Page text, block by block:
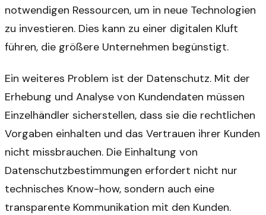
notwendigen Ressourcen, um in neue Technologien
zu investieren. Dies kann zu einer digitalen Kluft
führen, die größere Unternehmen begünstigt.
Ein weiteres Problem ist der Datenschutz. Mit der
Erhebung und Analyse von Kundendaten müssen
Einzelhändler sicherstellen, dass sie die rechtlichen
Vorgaben einhalten und das Vertrauen ihrer Kunden
nicht missbrauchen. Die Einhaltung von
Datenschutzbestimmungen erfordert nicht nur
technisches Know-how, sondern auch eine
transparente Kommunikation mit den Kunden.